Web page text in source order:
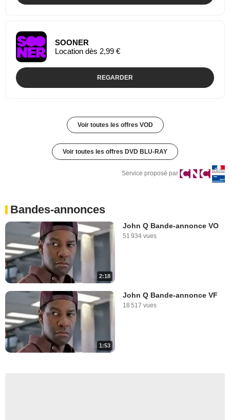
SOONER
Location dès 2,99 €
REGARDER
Voir toutes les offres VOD
Voir toutes les offres DVD BLU-RAY
Service proposé par
Bandes-annonces
2:18
John Q Bande-annonce VO
51 934 vues
1:53
John Q Bande-annonce VF
18 517 vues